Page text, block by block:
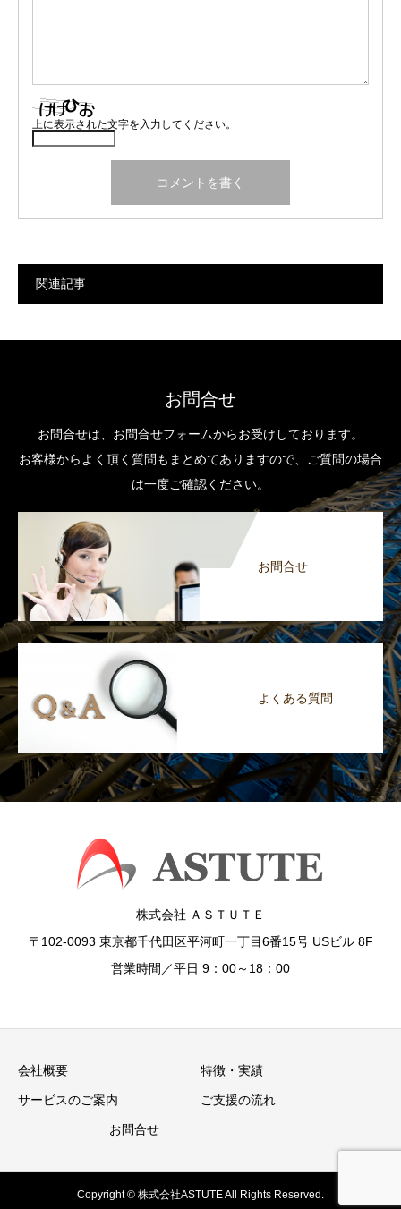
上に表示された文字を入力してください。
関連記事
お問合せ
お問合せは、お問合せフォームからお受けしております。
お客様からよく頂く質問もまとめてありますので、ご質問の場合
は一度ご確認ください。
お問合せ
よくある質問
株式会社 ＡＳＴＵＴＥ
〒102-0093 東京都千代田区平河町一丁目6番15号 USビル 8F
営業時間／平日 9：00～18：00
会社概要 特徴・実績
サービスのご案内 ご支援の流れ
お問合せ
Copyright © 株式会社ASTUTE All Rights Reserved.